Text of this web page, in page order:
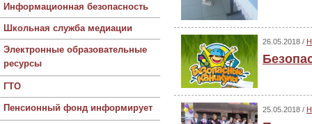
Информационная безопасность
Школьная служба медиации
Электронные образовательные
ресурсы
ГТО
Пенсионный фонд информирует
26.05.2018 /
25.05.2018 /